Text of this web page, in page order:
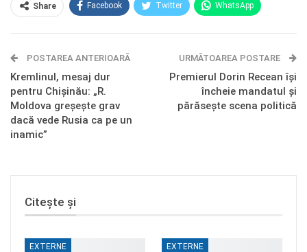
Share Facebook Twitter WhatsApp
Telegram OK.ru
POSTAREA ANTERIOARĂ
Kremlinul, mesaj dur
pentru Chișinău: „R.
Moldova greșește grav
dacă vede Rusia ca pe un
inamic”
URMĂTOAREA POSTARE
Premierul Dorin Recean își
încheie mandatul și
părăsește scena politică
Citește și
EXTERNE EXTERNE